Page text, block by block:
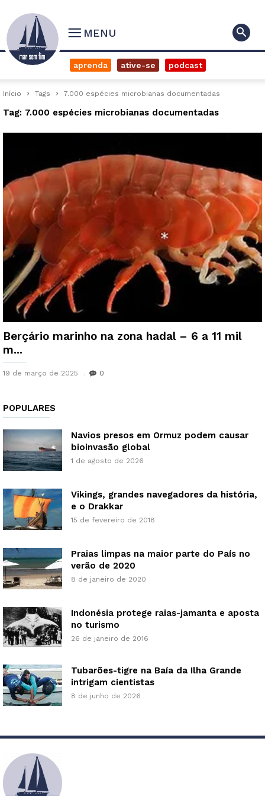
MENU
aprenda ative-se podcast
Início Tags 7.000 espécies microbianas documentadas
Tag: 7.000 espécies microbianas documentadas
Berçário marinho na zona hadal – 6 a 11 mil
m...
19 de março de 2025 0
POPULARES
Navios presos em Ormuz podem causar
bioinvasão global
1 de agosto de 2026
Vikings, grandes navegadores da história,
e o Drakkar
15 de fevereiro de 2018
Praias limpas na maior parte do País no
verão de 2020
8 de janeiro de 2020
Indonésia protege raias-jamanta e aposta
no turismo
26 de janeiro de 2016
Tubarões-tigre na Baía da Ilha Grande
intrigam cientistas
8 de junho de 2026